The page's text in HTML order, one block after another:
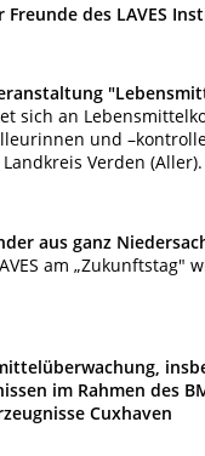
des LAVES
sich an
und
Verden (Aller).
aus ganz
am
im Rahmen des
Cuxhaven